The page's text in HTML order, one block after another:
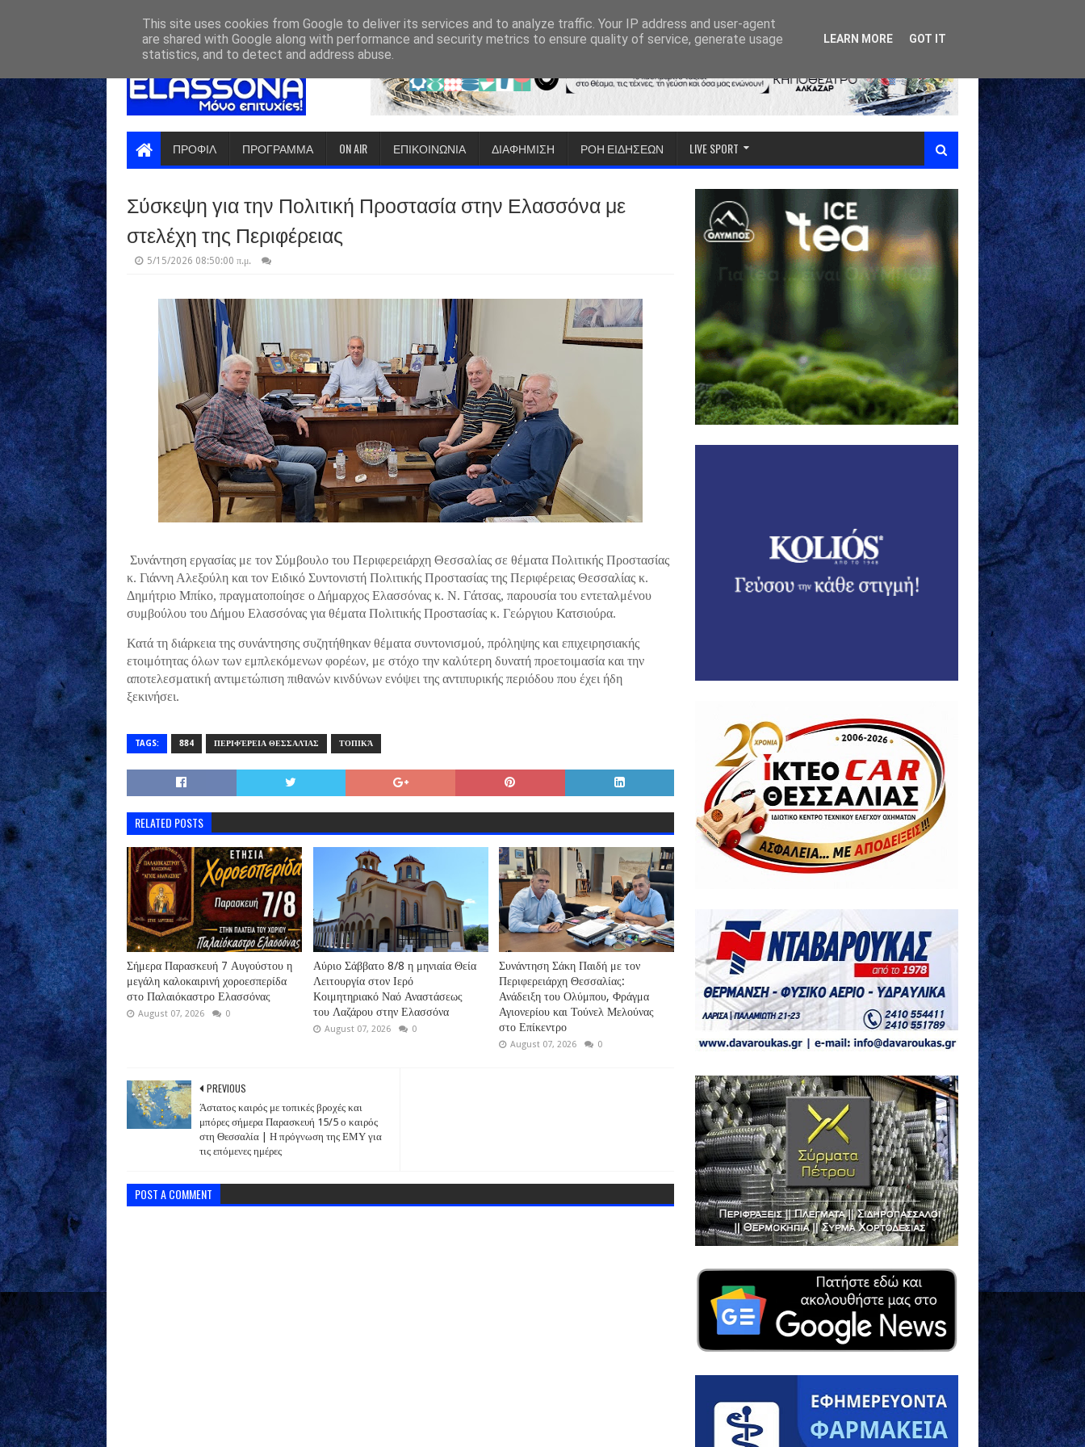
ΠΡΟΦΙΛ ΠΡΟΓΡΑΜΜΑ ON AIR ΕΠΙΚΟΙΝΩΝΙΑ ΔΙΑΦΗΜΙΣΗ ΡΟΗ ΕΙΔΗΣΕΩΝ LIVE SPORT
Σύσκεψη για την Πολιτική Προστασία στην Ελασσόνα με
στελέχη της Περιφέρειας
5/15/2026 08:50:00 π.μ.
Συνάντηση εργασίας με τον Σύμβουλο του Περιφερειάρχη Θεσσαλίας σε θέματα Πολιτικής Προστασίας
κ. Γιάννη Αλεξούλη και τον Ειδικό Συντονιστή Πολιτικής Προστασίας της Περιφέρειας Θεσσαλίας κ.
Δημήτριο Μπίκο, πραγματοποίησε ο Δήμαρχος Ελασσόνας κ. Ν. Γάτσας, παρουσία του εντεταλμένου
συμβούλου του Δήμου Ελασσόνας για θέματα Πολιτικής Προστασίας κ. Γεώργιου Κατσιούρα.
Κατά τη διάρκεια της συνάντησης συζητήθηκαν θέματα συντονισμού, πρόληψης και επιχειρησιακής
ετοιμότητας όλων των εμπλεκόμενων φορέων, με στόχο την καλύτερη δυνατή προετοιμασία και την
αποτελεσματική αντιμετώπιση πιθανών κινδύνων ενόψει της αντιπυρικής περιόδου που έχει ήδη
ξεκινήσει.
TAGS: 884 ΠΕΡΙΦΈΡΕΙΑ ΘΕΣΣΑΛΊΑΣ ΤΟΠΙΚΆ
RELATED POSTS
Σήμερα Παρασκευή 7 Αυγούστου η
μεγάλη καλοκαιρινή χοροεσπερίδα
στο Παλαιόκαστρο Ελασσόνας
August 07, 2026 0
Αύριο Σάββατο 8/8 η μηνιαία Θεία
Λειτουργία στον Ιερό
Κοιμητηριακό Ναό Αναστάσεως
του Λαζάρου στην Ελασσόνα
August 07, 2026 0
Συνάντηση Σάκη Παιδή με τον
Περιφερειάρχη Θεσσαλίας:
Ανάδειξη του Ολύμπου, Φράγμα
Αγιονερίου και Τούνελ Μελούνας
στο Επίκεντρο
August 07, 2026 0
PREVIOUS
Άστατος καιρός με τοπικές βροχές και
μπόρες σήμερα Παρασκευή 15/5 ο καιρός
στη Θεσσαλία | Η πρόγνωση της ΕΜΥ για
τις επόμενες ημέρες
POST A COMMENT
This site uses cookies from Google to deliver its services and to analyze traffic. Your IP address and user-agent
are shared with Google along with performance and security metrics to ensure quality of service, generate usage
statistics, and to detect and address abuse.
LEARN MORE GOT IT